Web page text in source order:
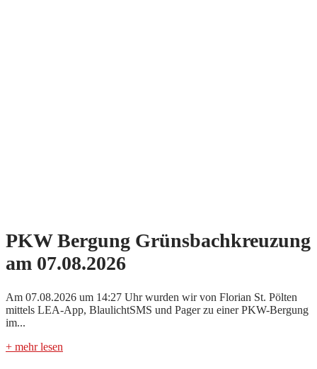
PKW Bergung Grünsbachkreuzung
am 07.08.2026
Am 07.08.2026 um 14:27 Uhr wurden wir von Florian St. Pölten
mittels LEA-App, BlaulichtSMS und Pager zu einer PKW-Bergung
im...
+ mehr lesen